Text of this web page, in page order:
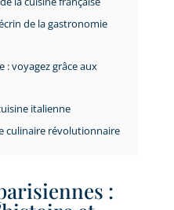
de la gastronomie
: voyagez grâce aux
italienne
culinaire révolutionnaire
: